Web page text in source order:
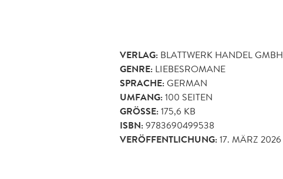
VERLAG: BLATTWERK HANDEL GMBH
GENRE: LIEBESROMANE
SPRACHE:GERMAN
UMFANG:100 SEITEN
GRÖSSE: 175,6 KB
ISBN:9783690499538
VERÖFFENTLICHUNG:17. MÄRZ 2026